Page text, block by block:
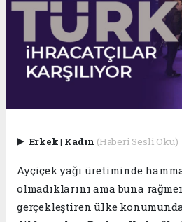
Erkek| Kadın (Haberi Sesli Oku)
Ayçiçek yağı üretiminde
olmadıklarını ama buna
gerçekleştiren ülke